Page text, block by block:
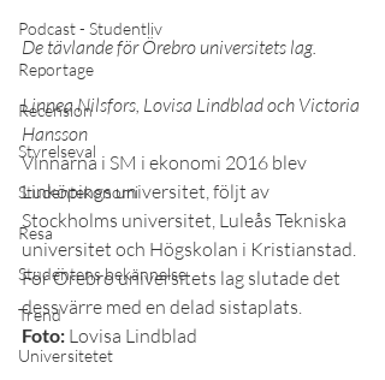
Podcast - Studentliv
Reportage
Recension
Styrelseval
Studentekonomi
Resa
Studentens bekännelse
Trend
Universitetet
De tävlande för Örebro universitets lag.
Linnea Nilsfors, Lovisa Lindblad och Victoria
Hansson
Vinnarna i SM i ekonomi 2016 blev
Linköpings universitet, följt av
Stockholms universitet, Luleås Tekniska
universitet och Högskolan i Kristianstad.
För Örebro universitets lag slutade det
dessvärre med en delad sistaplats.
Foto: Lovisa Lindblad